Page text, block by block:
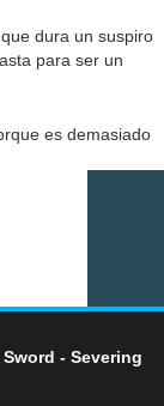
dura un suspiro
para ser un
es demasiado
- Severing